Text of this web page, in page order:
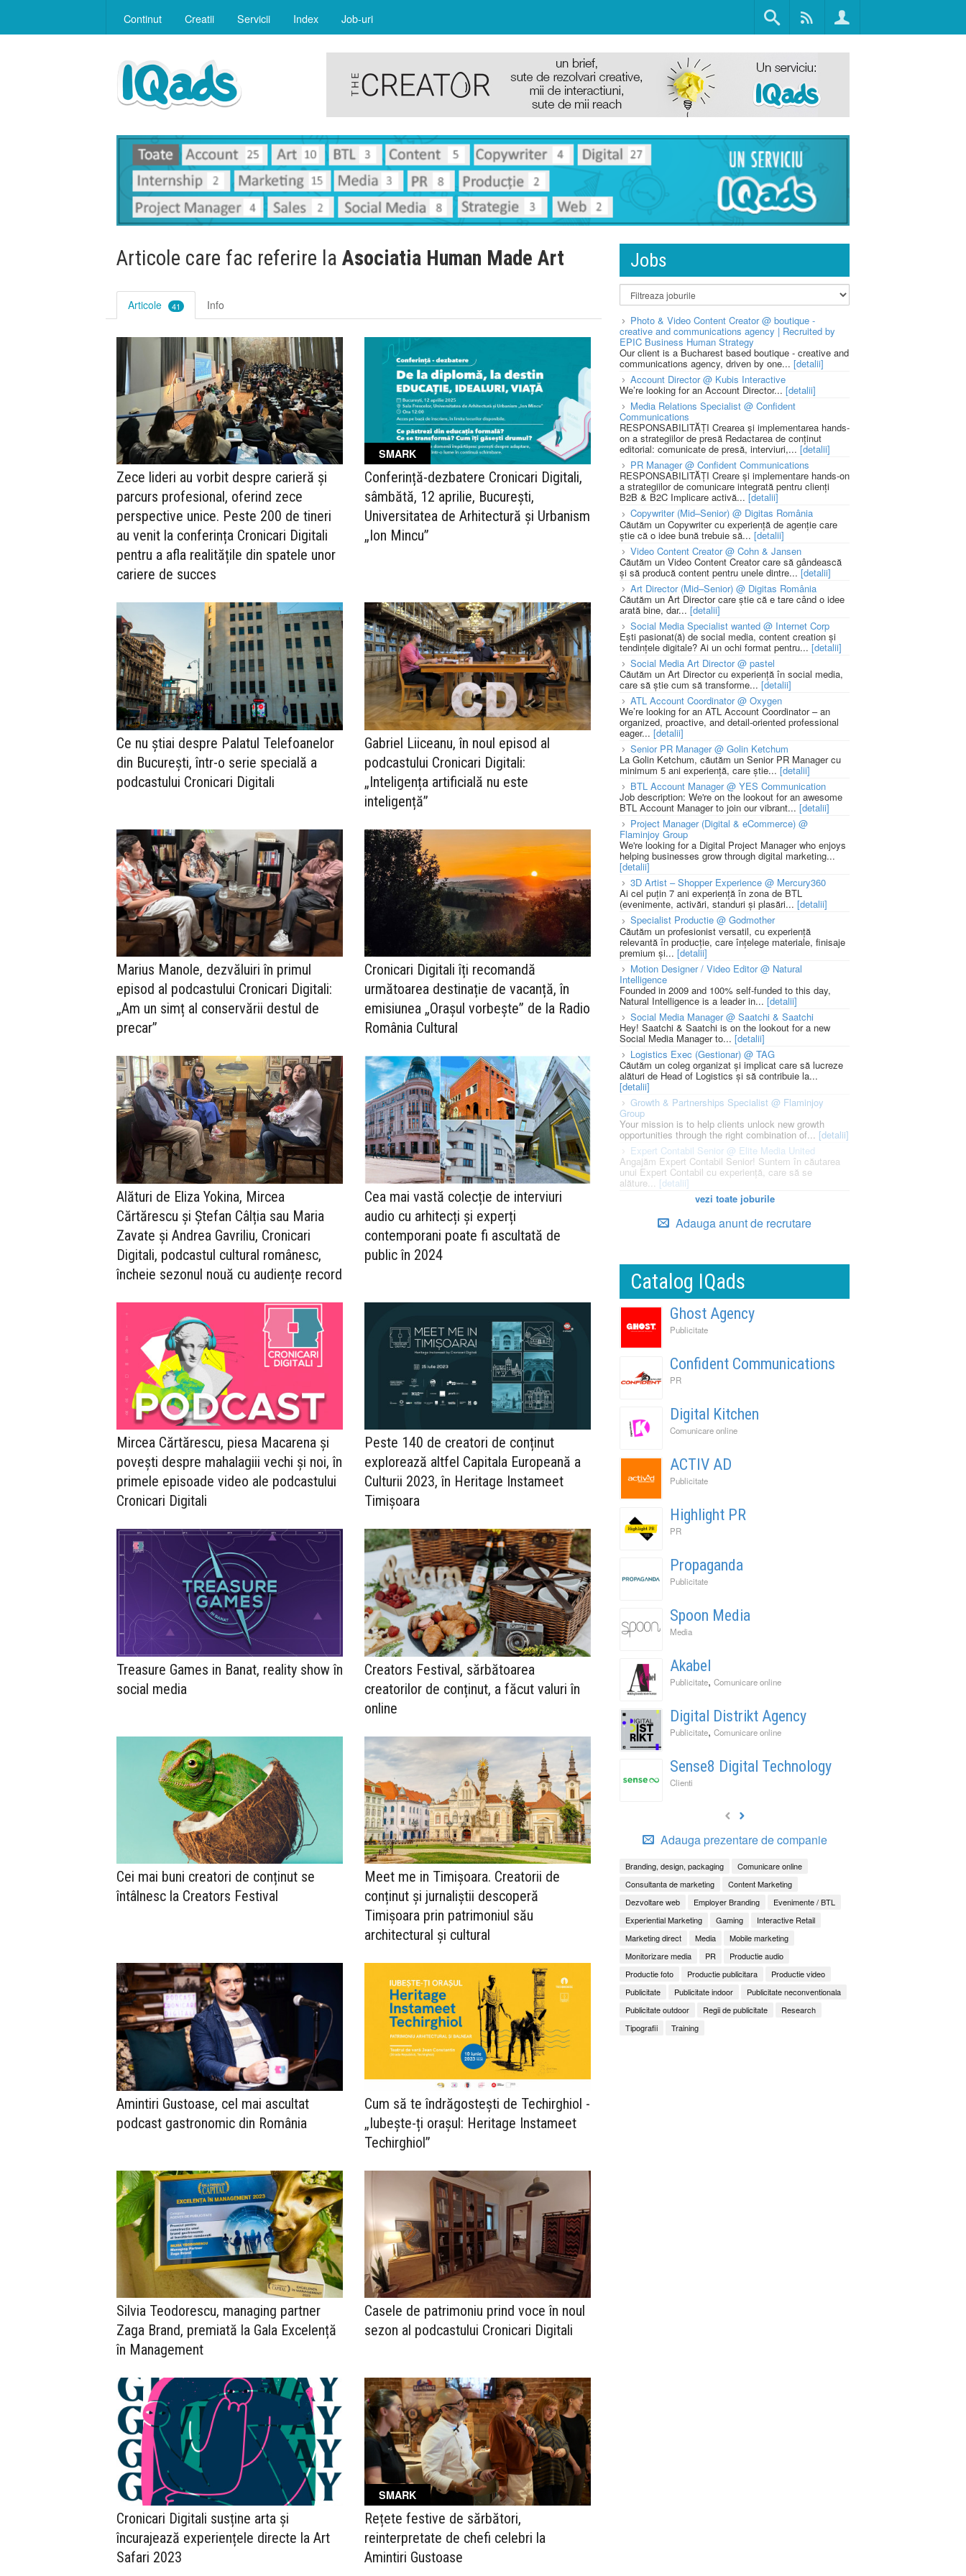
Continut Creatii Servicii Index Job-uri
Articole care fac referire la Asociatia Human Made Art
Articole 41 Info
Zece lideri au vorbit despre carieră și
parcurs profesional, oferind zece
perspective unice. Peste 200 de tineri
au venit la conferința Cronicari Digitali
pentru a afla realitățile din spatele unor
cariere de succes
SMARK
Conferință-dezbatere Cronicari Digitali,
sâmbătă, 12 aprilie, București,
Universitatea de Arhitectură și Urbanism
„Ion Mincu”
Ce nu știai despre Palatul Telefoanelor
din București, într-o serie specială a
podcastului Cronicari Digitali
Gabriel Liiceanu, în noul episod al
podcastului Cronicari Digitali:
„Inteligența artificială nu este
inteligență”
Marius Manole, dezvăluiri în primul
episod al podcastului Cronicari Digitali:
„Am un simț al conservării destul de
precar”
Cronicari Digitali îți recomandă
următoarea destinație de vacanță, în
emisiunea „Orașul vorbește” de la Radio
România Cultural
Alături de Eliza Yokina, Mircea
Cărtărescu și Ștefan Câlția sau Maria
Zavate și Andrea Gavriliu, Cronicari
Digitali, podcastul cultural românesc,
încheie sezonul nouă cu audiențe record
Cea mai vastă colecție de interviuri
audio cu arhitecți și experți
contemporani poate fi ascultată de
public în 2024
Mircea Cărtărescu, piesa Macarena și
povești despre mahalagiii vechi și noi, în
primele episoade video ale podcastului
Cronicari Digitali
Peste 140 de creatori de conținut
explorează altfel Capitala Europeană a
Culturii 2023, în Heritage Instameet
Timișoara
Treasure Games in Banat, reality show în
social media
Creators Festival, sărbătoarea
creatorilor de conținut, a făcut valuri în
online
Cei mai buni creatori de conținut se
întâlnesc la Creators Festival
Meet me in Timișoara. Creatorii de
conținut și jurnaliștii descoperă
Timișoara prin patrimoniul său
architectural și cultural
Amintiri Gustoase, cel mai ascultat
podcast gastronomic din România
Cum să te îndrăgostești de Techirghiol -
„Iubește-ți orașul: Heritage Instameet
Techirghiol”
Silvia Teodorescu, managing partner
Zaga Brand, premiată la Gala Excelență
în Management
Casele de patrimoniu prind voce în noul
sezon al podcastului Cronicari Digitali
Cronicari Digitali susține arta și
încurajează experiențele directe la Art
Safari 2023
SMARK
Rețete festive de sărbători,
reinterpretate de chefi celebri la
Amintiri Gustoase
Jobs
Photo & Video Content Creator @ boutique -
creative and communications agency | Recruited by
EPIC Business Human Strategy
Our client is a Bucharest based boutique - creative and
communications agency, driven by one... [detalii]
Account Director @ Kubis Interactive
We’re looking for an Account Director... [detalii]
Media Relations Specialist @ Confident
Communications
RESPONSABILITĂȚI Crearea și implementarea hands-
on a strategiilor de presă Redactarea de conținut
editorial: comunicate de presă, interviuri,... [detalii]
PR Manager @ Confident Communications
RESPONSABILITĂȚI Creare și implementare hands-on
a strategiilor de comunicare integrată pentru clienți
B2B & B2C Implicare activă... [detalii]
Copywriter (Mid–Senior) @ Digitas România
Căutăm un Copywriter cu experiență de agenție care
știe că o idee bună trebuie să... [detalii]
Video Content Creator @ Cohn & Jansen
Căutăm un Video Content Creator care să gândească
și să producă content pentru unele dintre...[detalii]
Art Director (Mid–Senior) @ Digitas România
Căutăm un Art Director care știe că e tare când o idee
arată bine, dar... [detalii]
Social Media Specialist wanted @ Internet Corp
Ești pasionat(ă) de social media, content creation și
tendințele digitale? Ai un ochi format pentru... [detalii]
Social Media Art Director @ pastel
Căutăm un Art Director cu experiență în social media,
care să știe cum să transforme... [detalii]
ATL Account Coordinator @ Oxygen
We’re looking for an ATL Account Coordinator – an
organized, proactive, and detail-oriented professional
eager... [detalii]
Senior PR Manager @ Golin Ketchum
La Golin Ketchum, căutăm un Senior PR Manager cu
minimum 5 ani experiență, care știe... [detalii]
BTL Account Manager @ YES Communication
Job description: We're on the lookout for an awesome
BTL Account Manager to join our vibrant... [detalii]
Project Manager (Digital & eCommerce) @
Flaminjoy Group
We're looking for a Digital Project Manager who enjoys
helping businesses grow through digital marketing...
[detalii]
3D Artist – Shopper Experience @ Mercury360
Ai cel puțin 7 ani experiență în zona de BTL
(evenimente, activări, standuri și plasări... [detalii]
Specialist Productie @ Godmother
Căutăm un profesionist versatil, cu experiență
relevantă în producție, care înțelege materiale, finisaje
premium și... [detalii]
Motion Designer / Video Editor @ Natural
Intelligence
Founded in 2009 and 100% self-funded to this day,
Natural Intelligence is a leader in... [detalii]
Social Media Manager @ Saatchi & Saatchi
Hey! Saatchi & Saatchi is on the lookout for a new
Social Media Manager to... [detalii]
Logistics Exec (Gestionar) @ TAG
Căutăm un coleg organizat și implicat care să lucreze
alături de Head of Logistics și să contribuie la...
[detalii]
Growth & Partnerships Specialist @ Flaminjoy
Group
Your mission is to help clients unlock new growth
opportunities through the right combination of... [detalii]
Expert Contabil Senior @ Elite Media United
Angajăm Expert Contabil Senior! Suntem în căutarea
unui Expert Contabil cu experiență, care să se
alăture... [detalii]
vezi toate joburile
Adauga anunt de recrutare
Catalog IQads
Ghost Agency
Publicitate
Confident Communications
PR
Digital Kitchen
Comunicare online
ACTIV AD
Publicitate
Highlight PR
PR
Propaganda
Publicitate
Spoon Media
Media
Akabel
Publicitate, Comunicare online
Digital Distrikt Agency
Publicitate, Comunicare online
Sense8 Digital Technology
Clienti
Adauga prezentare de companie
Branding, design, packaging
Comunicare online
Consultanta de marketing
Content Marketing
Dezvoltare web
Employer Branding
Evenimente / BTL
Experiential Marketing
Gaming
Interactive Retail
Marketing direct
Media
Mobile marketing
Monitorizare media
PR
Productie audio
Productie foto
Productie publicitara
Productie video
Publicitate
Publicitate indoor
Publicitate neconventionala
Publicitate outdoor
Regii de publicitate
Research
Tipografii
Training